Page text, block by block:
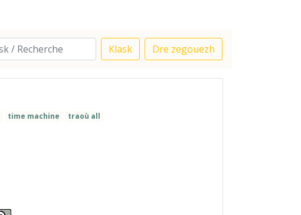
Klask Dre zegouezh
time machine traoù all